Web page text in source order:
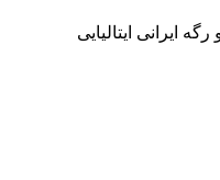
ایرانی ایتالیایی